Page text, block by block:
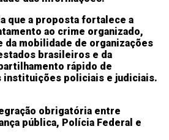
que a proposta fortalece a
ao crime organizado,
da mobilidade de organizações
brasileiros e da
rápido de
instituições policiais e judiciais.
obrigatória entre
pública, Polícia Federal e